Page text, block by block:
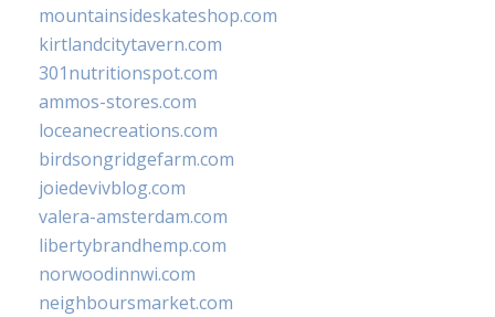
mountainsideskateshop.com
kirtlandcitytavern.com
301nutritionspot.com
ammos-stores.com
loceanecreations.com
birdsongridgefarm.com
joiedevivblog.com
valera-amsterdam.com
libertybrandhemp.com
norwoodinnwi.com
neighboursmarket.com